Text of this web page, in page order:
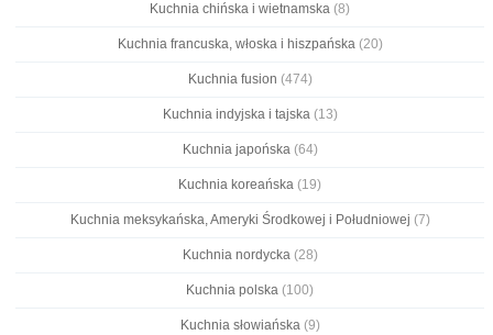
Kuchnia chińska i wietnamska (8)
Kuchnia francuska, włoska i hiszpańska(20)
Kuchnia fusion (474)
Kuchnia indyjska i tajska(13)
Kuchnia japońska(64)
Kuchnia koreańska (19)
Kuchnia meksykańska, Ameryki Środkowej i Południowej (7)
Kuchnia nordycka(28)
Kuchnia polska (100)
Kuchnia słowiańska(9)